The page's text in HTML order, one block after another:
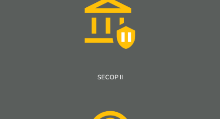
SECOP II